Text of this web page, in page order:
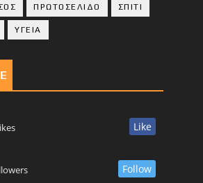
ΠΡΩΤΟΣΕΛΙΔΟ ΣΠΙΤΙ
ΥΓΕΙΑ
Like
Follow